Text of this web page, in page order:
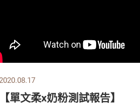
【單文柔x奶粉測試報告】